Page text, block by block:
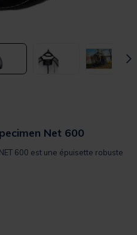
Net 600
600 est une épuisette robuste